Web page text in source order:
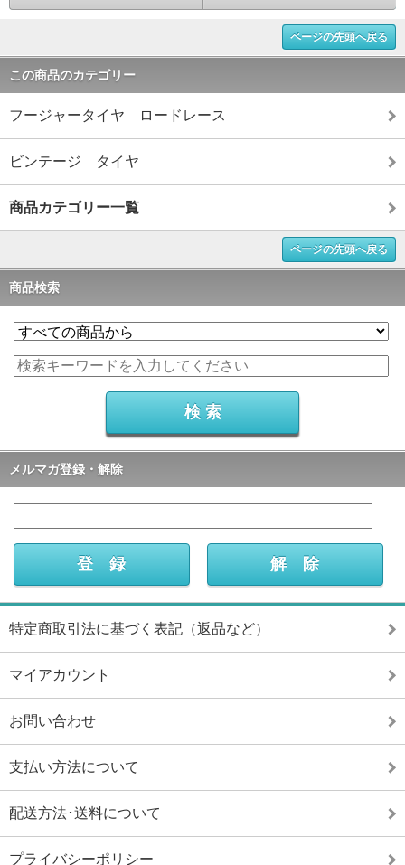
ページの先頭へ戻る
この商品のカテゴリー
フージャータイヤ ロードレース
ビンテージ タイヤ
商品カテゴリー一覧
ページの先頭へ戻る
商品検索
メルマガ登録・解除
特定商取引法に基づく表記（返品など）
マイアカウント
お問い合わせ
支払い方法について
配送方法･送料について
プライバシーポリシー